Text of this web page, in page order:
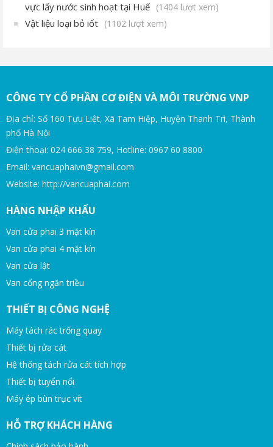
vực lấy nước sinh hoạt tại Huế (1404 lượt xem)
Vật liệu loại bỏ iốt (1102 lượt xem)
CÔNG TY CỔ PHẦN CƠ ĐIỆN VÀ MÔI TRƯỜNG VNP
Địa chỉ: Số 160 Tựu Liệt, Xã Tam Hiệp, Huyện Thanh Trì, Thành
phố Hà Nội
Điện thoại: 024 666 38 759, Hotline: 0967 60 8800
Email: vancuaphaivn@gmail.com
Website: http://vancuaphai.com
HÀNG NHẬP KHẨU
Van cửa phai 3 mặt kín
Van cửa phai 4 mặt kín
Van cửa lật
Van cổng ngăn triều
THIẾT BỊ CÔNG NGHỆ
Máy tách rác trống quay
Thiết bị rửa cát
Hệ thống tách rửa cát tích hợp
Thiết bị tuyển nổi
Máy ép bùn trục vít
HỖ TRỢ KHÁCH HÀNG